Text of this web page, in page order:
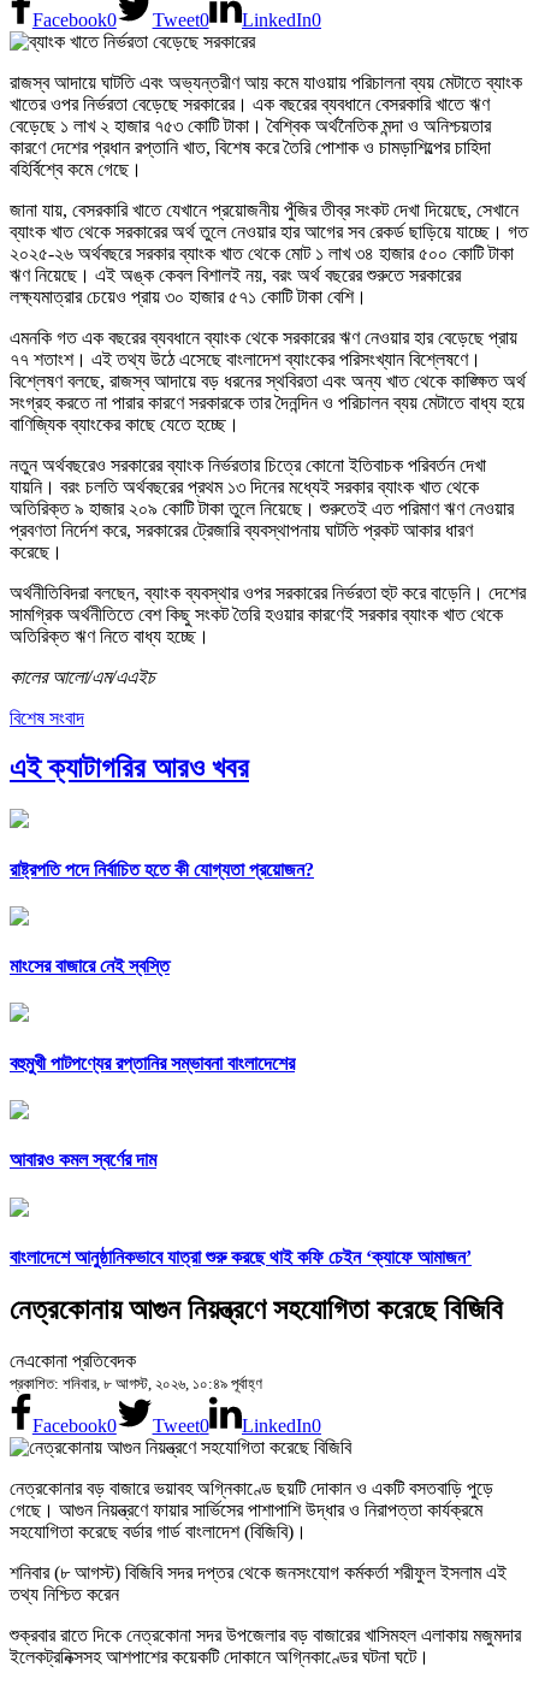
Facebook0 Tweet0 LinkedIn0
রাজস্ব আদায়ে ঘাটতি এবং অভ্যন্তরীণ আয় কমে যাওয়ায় পরিচালনা ব্যয় মেটাতে ব্যাংক
খাতের ওপর নির্ভরতা বেড়েছে সরকারের। এক বছরের ব্যবধানে বেসরকারি খাতে ঋণ
বেড়েছে ১ লাখ ২ হাজার ৭৫৩ কোটি টাকা। বৈশ্বিক অর্থনৈতিক মন্দা ও অনিশ্চয়তার
কারণে দেশের প্রধান রপ্তানি খাত, বিশেষ করে তৈরি পোশাক ও চামড়াশিল্পের চাহিদা
বহির্বিশ্বে কমে গেছে।
জানা যায়, বেসরকারি খাতে যেখানে প্রয়োজনীয় পুঁজির তীব্র সংকট দেখা দিয়েছে, সেখানে
ব্যাংক খাত থেকে সরকারের অর্থ তুলে নেওয়ার হার আগের সব রেকর্ড ছাড়িয়ে যাচ্ছে। গত
২০২৫-২৬ অর্থবছরে সরকার ব্যাংক খাত থেকে মোট ১ লাখ ৩৪ হাজার ৫০০ কোটি টাকা
ঋণ নিয়েছে। এই অঙ্ক কেবল বিশালই নয়, বরং অর্থ বছরের শুরুতে সরকারের
লক্ষ্যমাত্রার চেয়েও প্রায় ৩০ হাজার ৫৭১ কোটি টাকা বেশি।
এমনকি গত এক বছরের ব্যবধানে ব্যাংক থেকে সরকারের ঋণ নেওয়ার হার বেড়েছে প্রায়
৭৭ শতাংশ। এই তথ্য উঠে এসেছে বাংলাদেশ ব্যাংকের পরিসংখ্যান বিশ্লেষণে।
বিশ্লেষণ বলছে, রাজস্ব আদায়ে বড় ধরনের স্থবিরতা এবং অন্য খাত থেকে কাঙ্ক্ষিত অর্থ
সংগ্রহ করতে না পারার কারণে সরকারকে তার দৈনন্দিন ও পরিচালন ব্যয় মেটাতে বাধ্য হয়ে
বাণিজ্যিক ব্যাংকের কাছে যেতে হচ্ছে।
নতুন অর্থবছরেও সরকারের ব্যাংক নির্ভরতার চিত্রে কোনো ইতিবাচক পরিবর্তন দেখা
যায়নি। বরং চলতি অর্থবছরের প্রথম ১৩ দিনের মধ্যেই সরকার ব্যাংক খাত থেকে
অতিরিক্ত ৯ হাজার ২০৯ কোটি টাকা তুলে নিয়েছে। শুরুতেই এত পরিমাণ ঋণ নেওয়ার
প্রবণতা নির্দেশ করে, সরকারের ট্রেজারি ব্যবস্থাপনায় ঘাটতি প্রকট আকার ধারণ
করেছে।
অর্থনীতিবিদরা বলছেন, ব্যাংক ব্যবস্থার ওপর সরকারের নির্ভরতা হুট করে বাড়েনি। দেশের
সামগ্রিক অর্থনীতিতে বেশ কিছু সংকট তৈরি হওয়ার কারণেই সরকার ব্যাংক খাত থেকে
অতিরিক্ত ঋণ নিতে বাধ্য হচ্ছে।
কালের আলো/এম/এএইচ
বিশেষ সংবাদ
এই ক্যাটাগরির আরও খবর
রাষ্ট্রপতি পদে নির্বাচিত হতে কী যোগ্যতা প্রয়োজন?
মাংসের বাজারে নেই স্বস্তি
বহুমুখী পাটপণ্যের রপ্তানির সম্ভাবনা বাংলাদেশের
আবারও কমল স্বর্ণের দাম
বাংলাদেশে আনুষ্ঠানিকভাবে যাত্রা শুরু করছে থাই কফি চেইন ‘ক্যাফে আমাজন’
নেত্রকোনায় আগুন নিয়ন্ত্রণে সহযোগিতা করেছে বিজিবি
নেএকোনা প্রতিবেদক
প্রকাশিত: শনিবার, ৮ আগস্ট, ২০২৬, ১০:৪৯ পূর্বাহ্ণ
Facebook0 Tweet0 LinkedIn0
নেত্রকোনার বড় বাজারে ভয়াবহ অগ্নিকাণ্ডে ছয়টি দোকান ও একটি বসতবাড়ি পুড়ে
গেছে। আগুন নিয়ন্ত্রণে ফায়ার সার্ভিসের পাশাপাশি উদ্ধার ও নিরাপত্তা কার্যক্রমে
সহযোগিতা করেছে বর্ডার গার্ড বাংলাদেশ (বিজিবি)।
শনিবার (৮ আগস্ট) বিজিবি সদর দপ্তর থেকে জনসংযোগ কর্মকর্তা শরীফুল ইসলাম এই
তথ্য নিশ্চিত করেন
শুক্রবার রাতে দিকে নেত্রকোনা সদর উপজেলার বড় বাজারের খাসিমহল এলাকায় মজুমদার
ইলেকট্রনিক্সসহ আশপাশের কয়েকটি দোকানে অগ্নিকাণ্ডের ঘটনা ঘটে।